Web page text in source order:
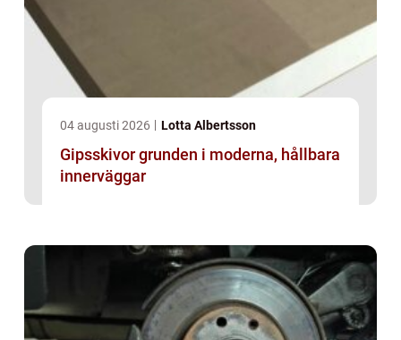
04 augusti 2026 Lotta Albertsson
Gipsskivor grunden i moderna, hållbara
innerväggar